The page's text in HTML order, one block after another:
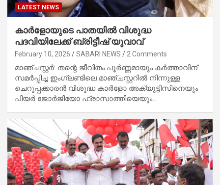
LATEST NEWS
കാർളോയുടെ പാതയില്‍ വിശുദ്ധ
പദവിയിലേക്ക് ബ്രിട്ടീഷ് യുവാവ്
February 10, 2026 SABARI NEWS 2 Comments
മാഞ്ചസ്റ്റര്‍: തന്റെ ജീവിതം പൂര്‍ണ്ണമായും കര്‍ത്താവിന്
സമർപ്പിച്ച ഇംഗ്ലണ്ടിലെ മാഞ്ചസ്റ്ററിൽ നിന്നുള്ള
ചെറുപ്പക്കാരന്‍ വിശുദ്ധ കാർളോ അക്യുട്ടിസിനെയും
പിയർ ജോർജിയോ ഫ്രാസാത്തിയെയും…